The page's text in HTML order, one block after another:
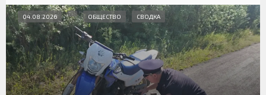
04.08.2026 ОБЩЕСТВО СВОДКА